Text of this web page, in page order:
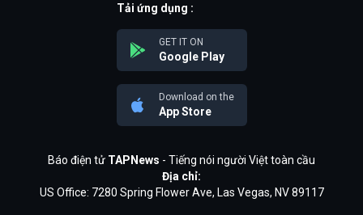
Tải ứng dụng :
GET IT ON
Google Play
Download on the
App Store
Báo điện tử TAPNews - Tiếng nói người Việt toàn cầu
Địa chỉ:
US Office: 7280 Spring Flower Ave, Las Vegas, NV 89117